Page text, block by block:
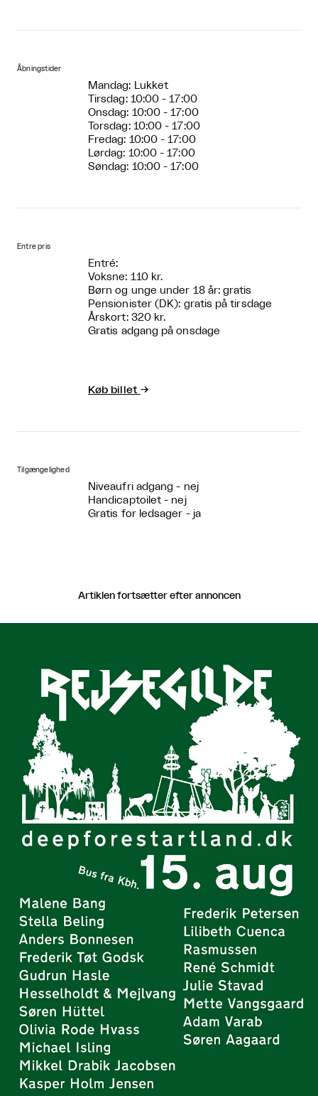
Åbningstider
Mandag: Lukket
Tirsdag: 10:00 - 17:00
Onsdag: 10:00 - 17:00
Torsdag: 10:00 - 17:00
Fredag: 10:00 - 17:00
Lørdag: 10:00 - 17:00
Søndag: 10:00 - 17:00
Entre pris
Entré:
Voksne: 110 kr.
Børn og unge under 18 år: gratis
Pensionister (DK): gratis på tirsdage
Årskort: 320 kr.
Gratis adgang på onsdage
Køb billet →
Tilgængelighed
Niveaufri adgang - nej
Handicaptoilet - nej
Gratis for ledsager - ja
Artiklen fortsætter efter annoncen